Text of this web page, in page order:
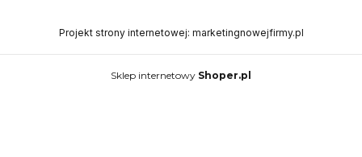
Projekt strony internetowej: marketingnowejfirmy.pl
Sklep internetowy Shoper.pl